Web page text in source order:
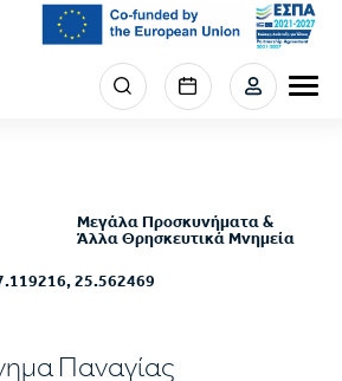
Menu
section
Μεγάλα Προσκυνήματα &
Άλλα Θρησκευτικά Μνημεία
25.562469
Παναγίας